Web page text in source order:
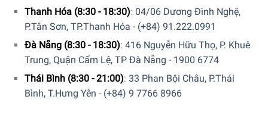
vùng lớn để đẩy nhanh tốc độ làm nóng.
Thanh Hóa (8:30 - 18:30): 04/06 Dương Đình Nghệ,
P.Tân Sơn, TP.Thanh Hóa - (+84) 91.222.0991
Đà Nẵng (8:30 - 18:30): 416 Nguyễn Hữu Thọ, P. Khuê
Trung, Quận Cẩm Lệ, TP Đà Nẵng - 1900 6774
Thái Bình (8:30 - 21:00): 33 Phan Bội Châu, P.Thái
Bình, T.Hưng Yên - (+84) 9 7766 8966